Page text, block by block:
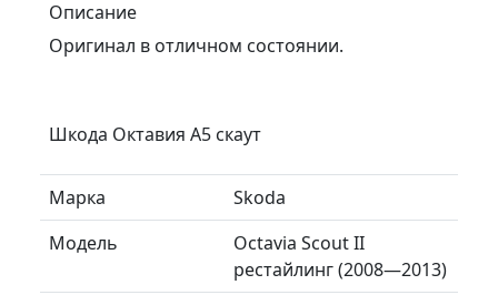
Описание
Оригинал в отличном состоянии.
Шкода Октавия А5 скаут
Марка
Skoda
Модель
Octavia Scout II
рестайлинг (2008—2013)